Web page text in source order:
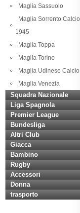
Maglia Sassuolo
Maglia Sorrento Calcio
1945
Maglia Toppa
Maglia Torino
Maglia Udinese Calcio
Maglia Venezia
Squadra Nazionale
Liga Spagnola
Premier League
Bundesliga
Altri Club
Giacca
Bambino
Rugby
Accessori
Donna
trasporto